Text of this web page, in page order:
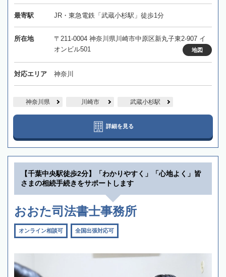
最寄駅 JR・東急電鉄「武蔵小杉駅」徒歩1分
所在地
〒211-0004 神奈川県川崎市中原区新丸子東2-907 イ
オンビル501
地図
対応エリア 神奈川
神奈川県 川崎市 武蔵小杉駅
詳細を見る
【千葉中央駅徒歩2分】「わかりやすく」「心地よく」皆
さまの相続手続きをサポートします
おおた司法書士事務所
オンライン相談可 全国出張対応可